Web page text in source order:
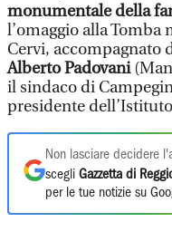
monumentale della
l’omaggio alla
Cervi, accompagnato
Alberto Padovani
il sindaco di
presidente
Non lasciare decidere
scegli Gazzetta di
per le tue notizie su